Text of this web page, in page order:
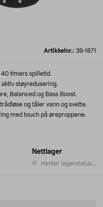
Artikkelnr.: 39-1871
Nettlager
Henter lagerstatus...
40 timers spilletid.
støyredusering.
Balanced og Bass Boost.
og tåler vann og svette.
med touch på øreproppene.